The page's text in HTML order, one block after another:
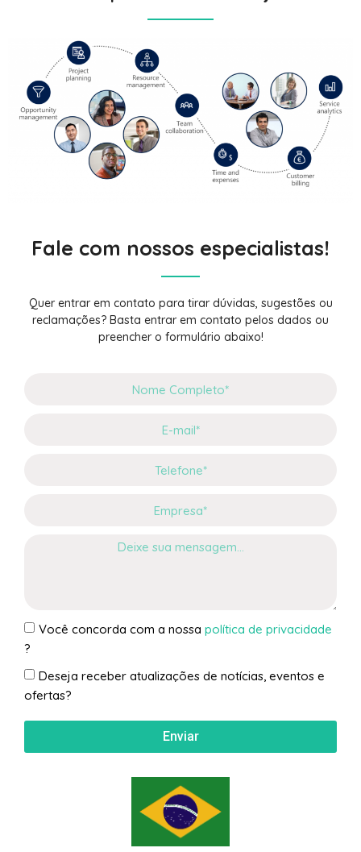
Fale com nossos especialistas!
Quer entrar em contato para tirar dúvidas, sugestões ou
reclamações? Basta entrar em contato pelos dados ou
preencher o formulário abaixo!
Você concorda com a nossa política de privacidade
?
Deseja receber atualizações de notícias, eventos e
ofertas?
Enviar